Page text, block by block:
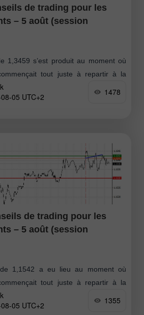
de trading pour les
– 5 août (session
1,3459 s’est produit au moment où
tout juste à repartir à la
zéro, ce qui a confirmé
05 UTC+2
1478
de trading pour les
– 5 août (session
1,1542 a eu lieu au moment où
tout juste à repartir à la
zéro, ce qui confirmait
05 UTC+2
1355